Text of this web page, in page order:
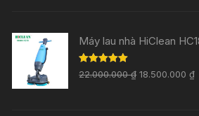
Máy lau nhà HiClean
Rated5.00
out of 5
22.000.000₫ 18.500.000₫